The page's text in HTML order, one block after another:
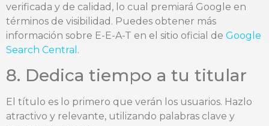
verificada y de calidad, lo cual premiará Google en
términos de visibilidad. Puedes obtener más
información sobre E-E-A-T en el sitio oficial de Google
Search Central .
8. Dedica tiempo a tu titular
El título es lo primero que verán los usuarios. Hazlo
atractivo y relevante, utilizando palabras clave y